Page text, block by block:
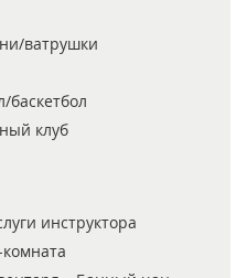
ватрушки
баскетбол
клуб
инструктора
комната